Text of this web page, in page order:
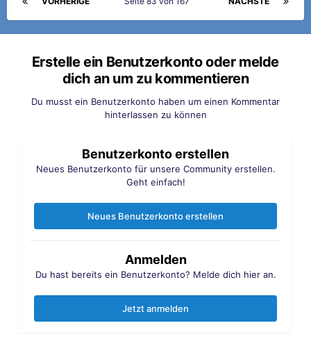
of bullets by leaping under the table and cowering in a
puddle of his fear urine. Prompting an irate Thatcher to,
according to the SAS, say “Get up George, you’re
embarrassing me.”
Erstelle ein Benutzerkonto oder melde
dich an um zu kommentieren
Du musst ein Benutzerkonto haben um einen Kommentar
hinterlassen zu können
Benutzerkonto erstellen
Neues Benutzerkonto für unsere Community erstellen.
Geht einfach!
Neues Benutzerkonto erstellen
Anmelden
Du hast bereits ein Benutzerkonto? Melde dich hier an.
Jetzt anmelden